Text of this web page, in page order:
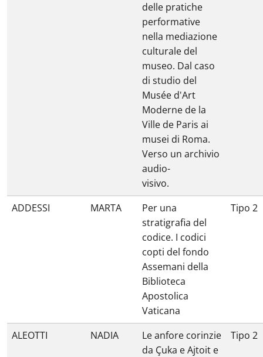
delle pratiche
performative
nella mediazione
culturale del
museo. Dal caso
di studio del
Musée d'Art
Moderne de la
Ville de Paris ai
musei di Roma.
Verso un archivio
audio-
visivo.
ADDESSI MARTA
Per una
stratigrafia del
codice. I codici
copti del fondo
Assemani della
Biblioteca
Apostolica
Vaticana
Tipo 2
ALEOTTI NADIA
Le anfore corinzie
da Çuka e Ajtoit e
Tipo 2